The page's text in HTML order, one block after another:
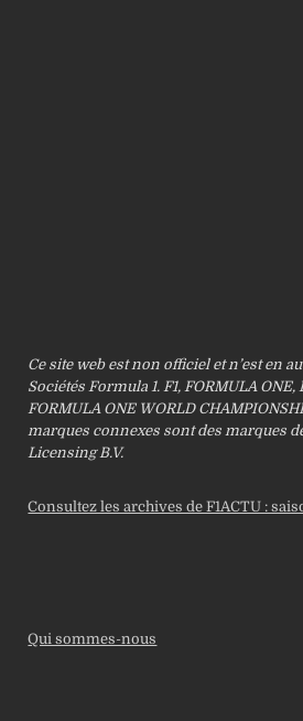
Ce site web est non officiel et n’est en
Sociétés Formula 1. F1, FORMULA ONE,
FORMULA ONE WORLD
marques connexes sont des marques
Licensing B.V.
Consultez les archives de F1ACTU :
Qui sommes-nous